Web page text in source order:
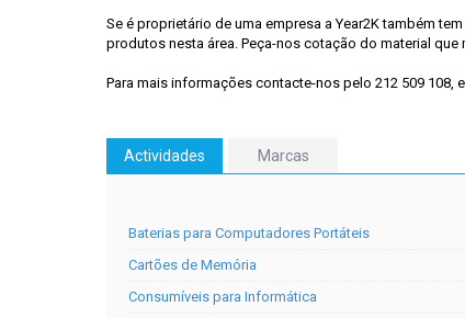
Se é proprietário de uma empresa a Year2K também
produtos nesta área. Peça-nos cotação do material que
Para mais informações contacte-nos pelo 212 509
Actividades Marcas
Baterias para Computadores Portáteis
Cartões de Memória
Consumíveis para Informática